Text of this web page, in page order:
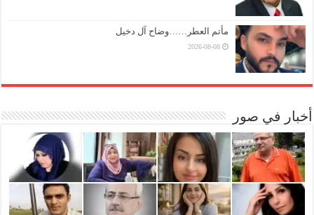
مأتم العطر……وضاح آل دخيل
2026-08-08
أخبار في صور